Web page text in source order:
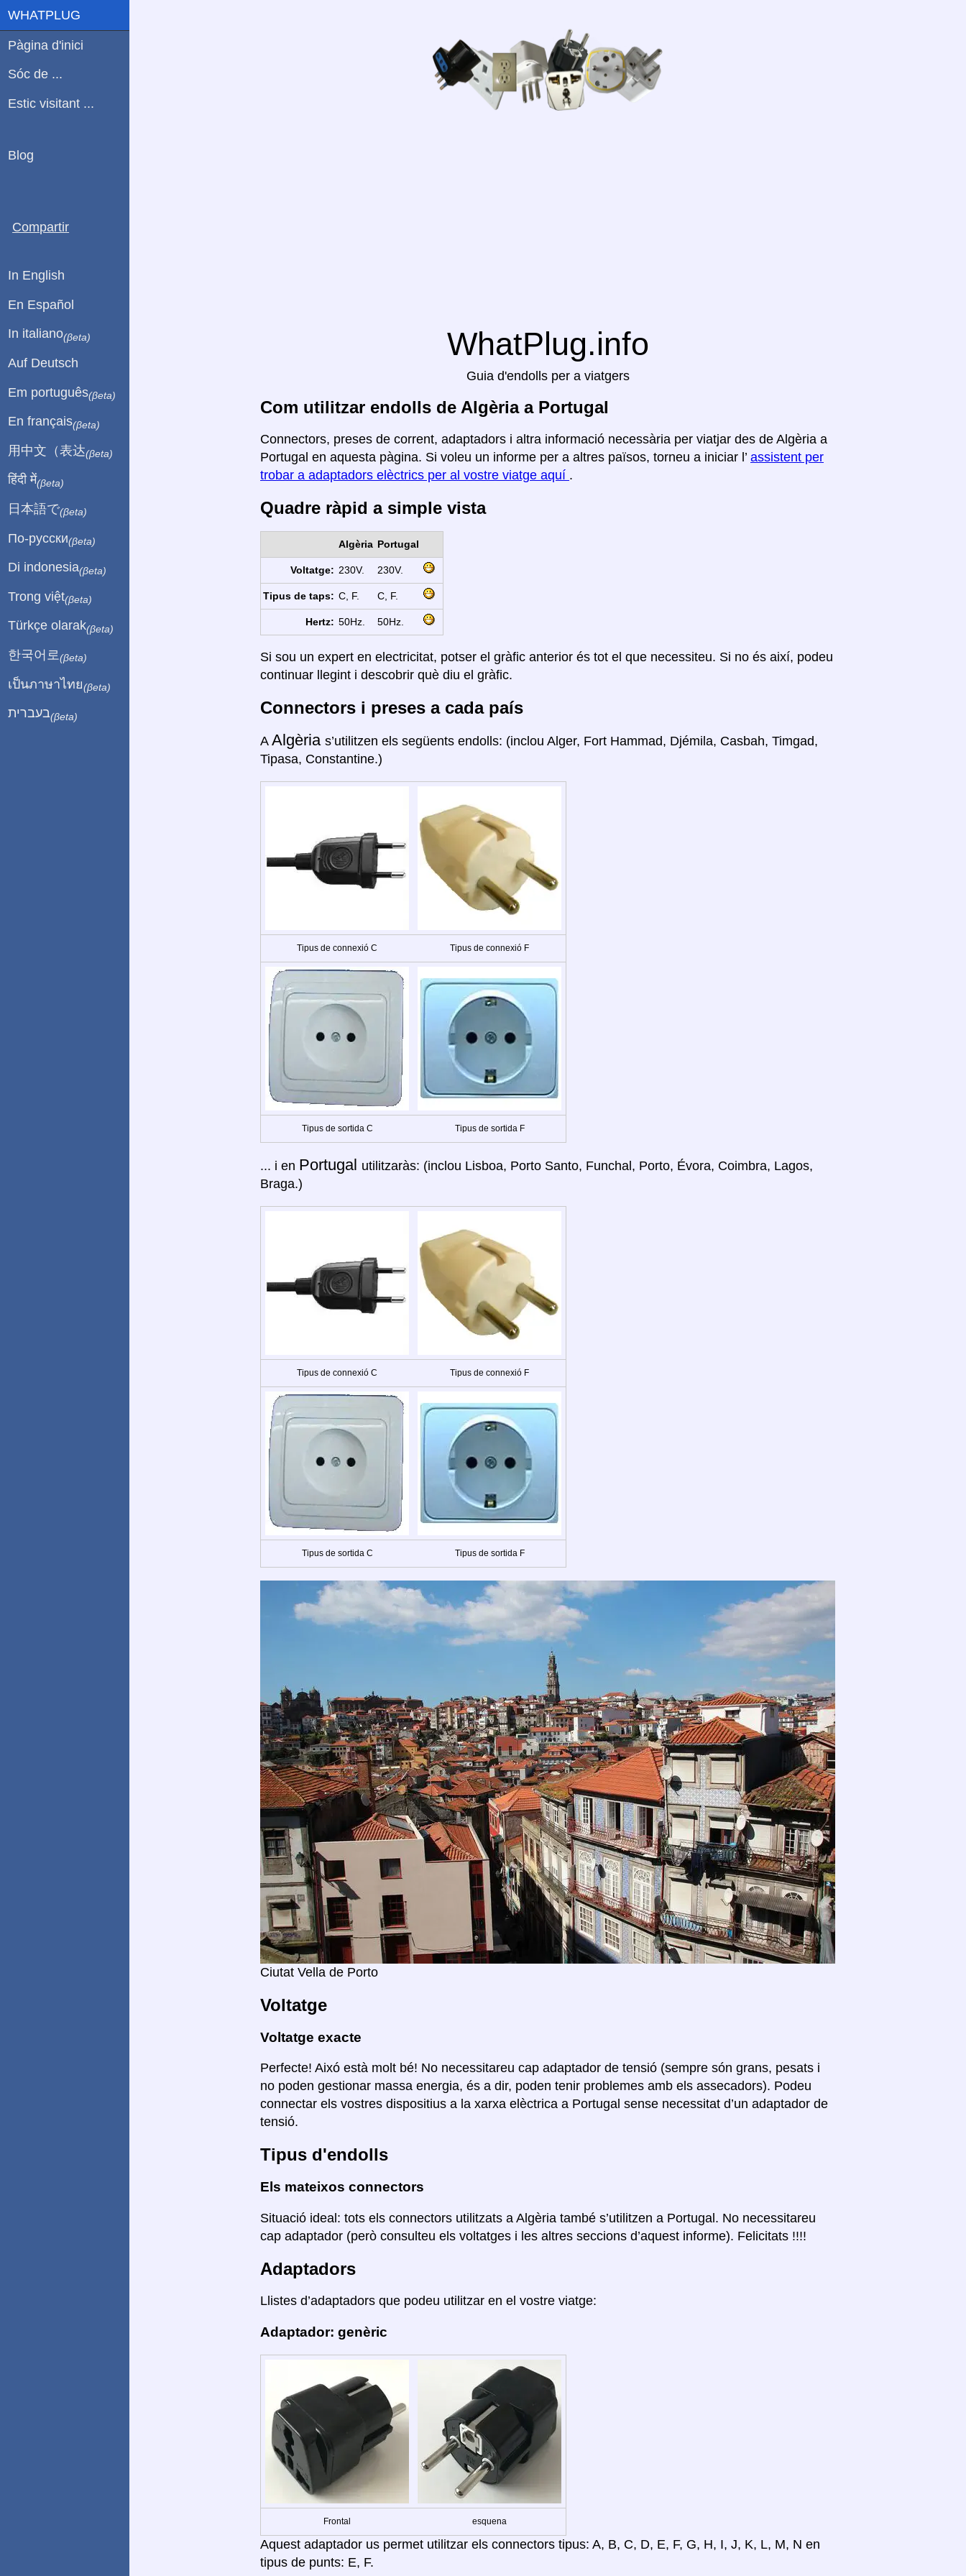
WhatPlug.info
Guia d'endolls per a viatgers
Com utilitzar endolls de Algèria a Portugal
Connectors, preses de corrent, adaptadors i altra informació necessària per viatjar des de Algèria a
Portugal en aquesta pàgina. Si voleu un informe per a altres països, torneu a iniciar l’ assistent per
trobar a adaptadors elèctrics per al vostre viatge aquí .
Quadre ràpid a simple vista
Algèria Portugal
Voltatge: 230V. 230V.
Tipus de taps: C, F. C, F.
Hertz: 50Hz. 50Hz.
Si sou un expert en electricitat, potser el gràfic anterior és tot el que necessiteu. Si no és així, podeu
continuar llegint i descobrir què diu el gràfic.
Connectors i preses a cada país
A Algèria s’utilitzen els següents endolls: (inclou Alger, Fort Hammad, Djémila, Casbah, Timgad,
Tipasa, Constantine.)
Tipus de connexió C Tipus de connexió F
Tipus de sortida C Tipus de sortida F
... i en Portugal utilitzaràs: (inclou Lisboa, Porto Santo, Funchal, Porto, Évora, Coimbra, Lagos,
Braga.)
Tipus de connexió C Tipus de connexió F
Tipus de sortida C Tipus de sortida F
Ciutat Vella de Porto
Voltatge
Voltatge exacte
Perfecte! Aixó està molt bé! No necessitareu cap adaptador de tensió (sempre són grans, pesats i
no poden gestionar massa energia, és a dir, poden tenir problemes amb els assecadors). Podeu
connectar els vostres dispositius a la xarxa elèctrica a Portugal sense necessitat d’un adaptador de
tensió.
Tipus d'endolls
Els mateixos connectors
Situació ideal: tots els connectors utilitzats a Algèria també s’utilitzen a Portugal. No necessitareu
cap adaptador (però consulteu els voltatges i les altres seccions d’aquest informe). Felicitats !!!!
Adaptadors
Llistes d’adaptadors que podeu utilitzar en el vostre viatge:
Adaptador: genèric
Frontal esquena
Aquest adaptador us permet utilitzar els connectors tipus: A, B, C, D, E, F, G, H, I, J, K, L, M, N en
tipus de punts: E, F.
WHATPLUG
Pàgina d'inici
Sóc de ...
Estic visitant ...
Blog
Compartir
In English
En Español
In italiano(βeta)
Auf Deutsch
Em português(βeta)
En français(βeta)
用中文（表达(βeta)
हिंदी में(βeta)
日本語で(βeta)
По-русски(βeta)
Di indonesia(βeta)
Trong việt(βeta)
Türkçe olarak(βeta)
한국어로 (βeta)
เป็นภาษาไทย(βeta)
בעברית(βeta)